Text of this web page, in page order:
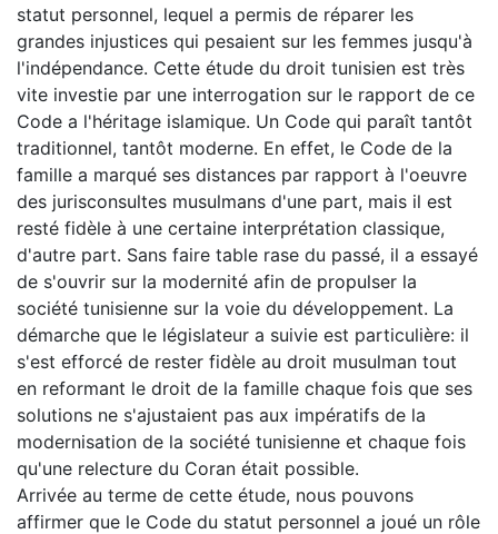
statut personnel, lequel a permis de réparer les
grandes injustices qui pesaient sur les femmes jusqu'à
l'indépendance. Cette étude du droit tunisien est très
vite investie par une interrogation sur le rapport de ce
Code a l'héritage islamique. Un Code qui paraît tantôt
traditionnel, tantôt moderne. En effet, le Code de la
famille a marqué ses distances par rapport à l'oeuvre
des jurisconsultes musulmans d'une part, mais il est
resté fidèle à une certaine interprétation classique,
d'autre part. Sans faire table rase du passé, il a essayé
de s'ouvrir sur la modernité afin de propulser la
société tunisienne sur la voie du développement. La
démarche que le législateur a suivie est particulière: il
s'est efforcé de rester fidèle au droit musulman tout
en reformant le droit de la famille chaque fois que ses
solutions ne s'ajustaient pas aux impératifs de la
modernisation de la société tunisienne et chaque fois
qu'une relecture du Coran était possible.
Arrivée au terme de cette étude, nous pouvons
affirmer que le Code du statut personnel a joué un rôle